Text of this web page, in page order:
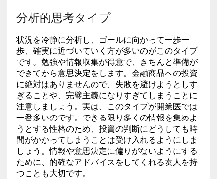
分析的思考タイプ
状況を冷静に分析し、ゴールに向かって一歩一
歩、確実に近づいていく方が多いのがこのタイプ
です。勉強や情報収集が得意で、きちんと準備が
できてから意思決定をします。金融商品への投資
に絶対はありませんので、失敗を避けようとしす
ぎることや、完璧主義になりすぎてしまうことに
注意しましょう。実は、このタイプが開業医では
一番多いのです。できる限り多くの情報を集めよ
うとする性格のため、投資の判断にどうしても時
間がかかってしまうことは受け入れるようにしま
しょう。情報や意思決定に偏りがないようにする
ために、的確なアドバイスをしてくれる友人を持
つことも大切です。